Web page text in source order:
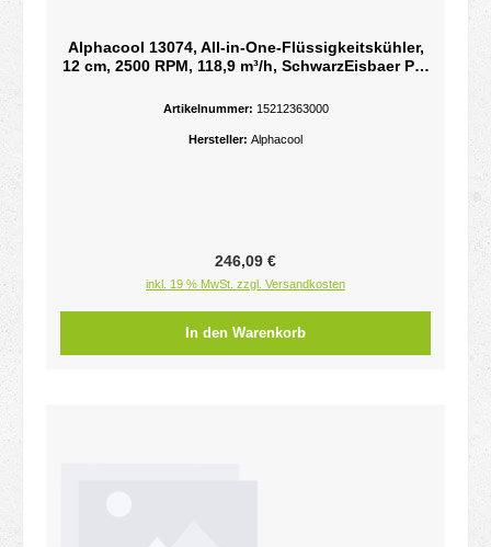
Alphacool 13074, All-in-One-Flüssigkeitskühler,
12 cm, 2500 RPM, 118,9 m³/h, SchwarzEisbaer Pro
Artikelnummer: 15212363000
Hersteller: Alphacool
Regulärer Preis:
246,09 €
inkl. 19 % MwSt. zzgl. Versandkosten
In den Warenkorb